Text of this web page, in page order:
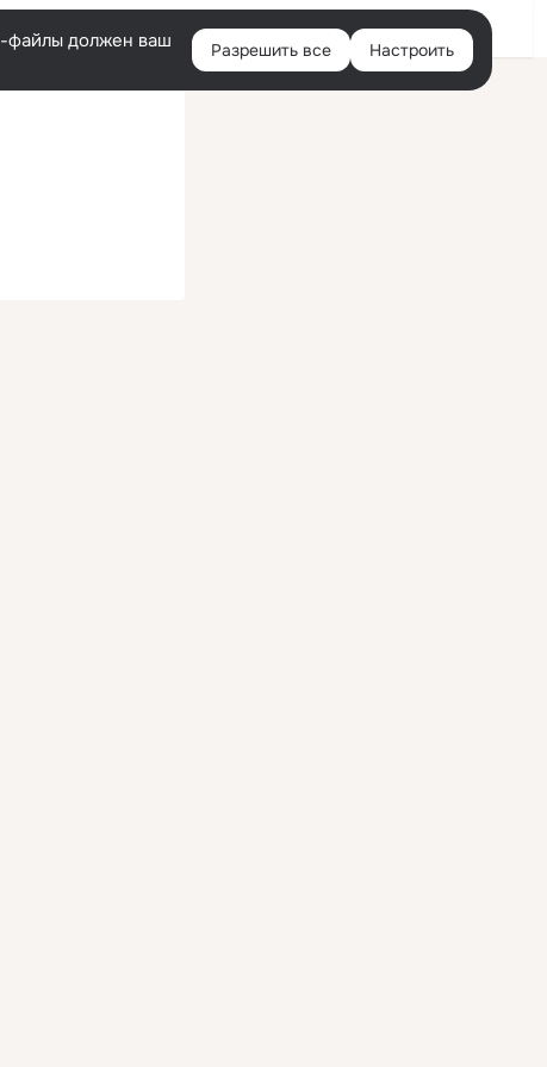
Войти
файлы должен ваш
Разрешить все Настроить